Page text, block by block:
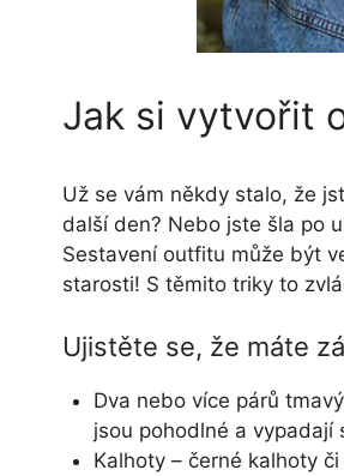
Jak si vytvořit
Už se vám někdy stalo, že
další den? Nebo jste šla po
Sestavení outfitu může být
starosti! S těmito triky to
Ujistěte se, že máte
Dva nebo více párů
jsou pohodlné a vypadají
Kalhoty – černé kalhoty